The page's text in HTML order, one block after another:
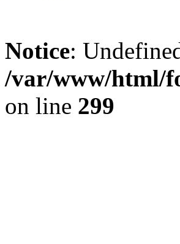
Notice:
/var/www/html/
on line 299